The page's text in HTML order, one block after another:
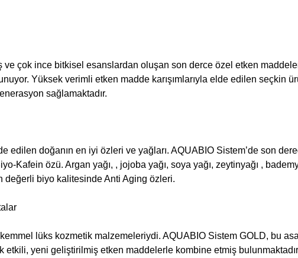
çok ince bitkisel esanslardan oluşan son derce özel etken maddeler
Yüksek verimli etken madde karışımlarıyla elde edilen seçkin
sağlamaktadır.
edilen doğanın en iyi özleri ve yağları. AQUABIO Sistem’de son
Kafein özü. Argan yağı, , jojoba yağı, soya yağı, zeytinyağı ,
değerli biyo kalitesinde Anti Aging özleri.
lüks kozmetik malzemeleriydi. AQUABIO Sistem GOLD, bu
etkili, yeni geliştirilmiş etken maddelerle kombine etmiş